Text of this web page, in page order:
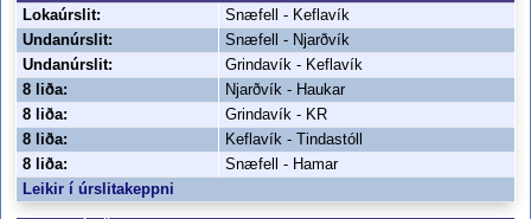
Lokaúrslit:
Snæfell - Keflavík
Undanúrslit:
Snæfell - Njarðvík
Undanúrslit:
Grindavík - Keflavík
8 liða:
Njarðvík - Haukar
8 liða:
Grindavík - KR
8 liða:
Keflavík - Tindastóll
8 liða:
Snæfell - Hamar
Leikir í úrslitakeppni